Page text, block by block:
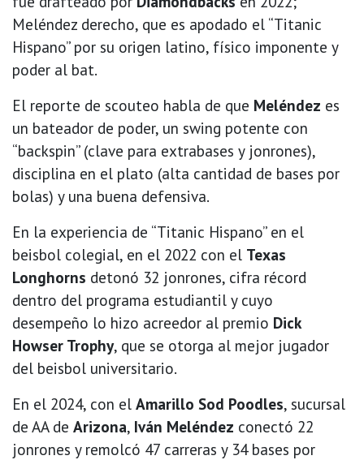
Meléndez derecho, que es apodado el “Titanic
Hispano” por su origen latino, físico imponente y
poder al bat.
El reporte de scouteo habla de que Meléndez es
un bateador de poder, un swing potente con
“backspin” (clave para extrabases y jonrones),
disciplina en el plato (alta cantidad de bases por
bolas) y una buena defensiva.
En la experiencia de “Titanic Hispano” en el
beisbol colegial, en el 2022 con el Texas
Longhorns detonó 32 jonrones, cifra récord
dentro del programa estudiantil y cuyo
desempeño lo hizo acreedor al premio Dick
Howser Trophy, que se otorga al mejor jugador
del beisbol universitario.
En el 2024, con el Amarillo Sod Poodles, sucursal
de AA de Arizona, Iván Meléndez conectó 22
jonrones y remolcó 47 carreras y 34 bases por